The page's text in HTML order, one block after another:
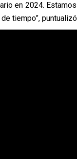
en 2024.
tiempo”,